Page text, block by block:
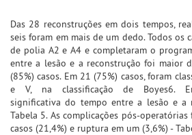
Das 28 reconstruções em dois tempos,
seis foram em mais de um dedo. Todos os
de polia A2 e A4 e completaram o
entre a lesão e a reconstrução foi maior
(85%) casos. Em 21 (75%) casos, foram
e V, na classificação de Boyes6.
significativa do tempo entre a lesão e a
Tabela 5. As complicações pós-operatórias
casos (21,4%) e ruptura em um (3,6%) -